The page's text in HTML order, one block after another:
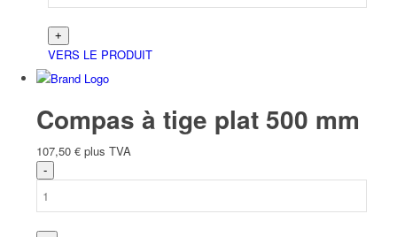
VERS LE PRODUIT
Compas à tige plat 500 mm
107,50 € plus TVA